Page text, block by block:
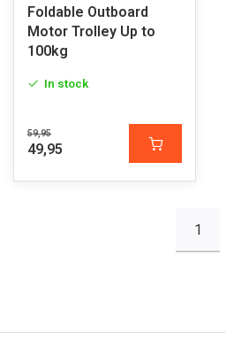
Foldable Outboard
Motor Trolley Up to
100kg
In stock
59,95
49,95
1